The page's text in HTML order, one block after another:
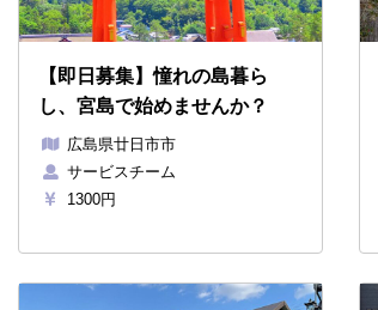
【即日募集】憧れの島暮ら
し、宮島で始めませんか？
広島県廿日市市
サービスチーム
1300円